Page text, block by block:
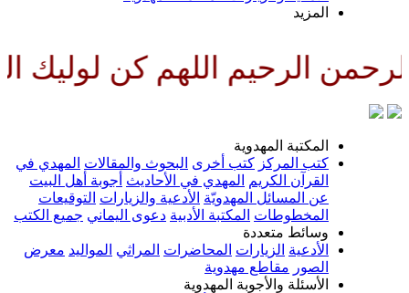
المزيد
الرحيم اللهم كن لوليك
المكتبة المهدوية
كتب المركز كتب أخرى البحوث والمقالات المهدي في
القرآن الكريم
المهدي في الأحاديث أجوبة أهل البيت
عن المسائل المهدويّة الأدعية والزيارات التوقيعات
المخطوطات المكتبة الأدبية دعوى اليماني جميع الكتب
وسائط متعددة
الأدعية الزيارات المحاضرات المراثي المواليد معرض
الصور مقاطع مهدوية
الأسئلة والأجوبة المهدوية